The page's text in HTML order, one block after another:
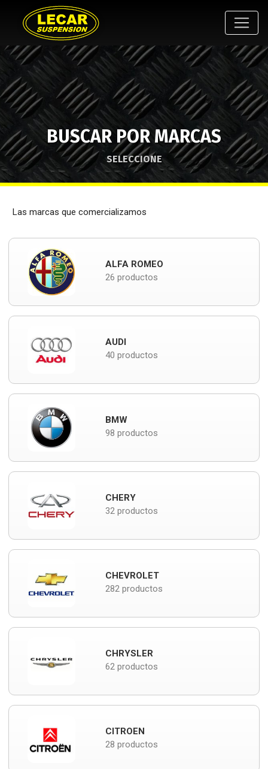
BUSCAR POR MARCAS
SELECCIONE
Las marcas que comercializamos
ALFA ROMEO
26 productos
AUDI
40 productos
BMW
98 productos
CHERY
32 productos
CHEVROLET
282 productos
CHRYSLER
62 productos
CITROEN
28 productos